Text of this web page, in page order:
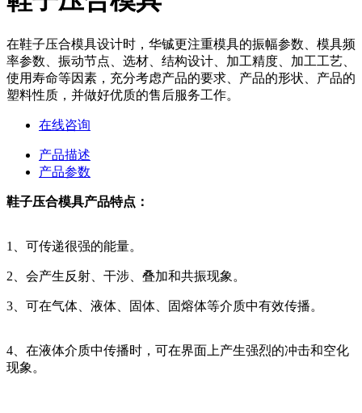
在鞋子压合模具设计时，华铖更注重模具的振幅参数、模具频
率参数、振动节点、选材、结构设计、加工精度、加工工艺、
使用寿命等因素，充分考虑产品的要求、产品的形状、产品的
塑料性质，并做好优质的售后服务工作。
在线咨询
产品描述
产品参数
鞋子压合模具产品特点：
1、可传递很强的能量。
2、会产生反射、干涉、叠加和共振现象。
3、可在气体、液体、固体、固熔体等介质中有效传播。
4、在液体介质中传播时，可在界面上产生强烈的冲击和空化
现象。